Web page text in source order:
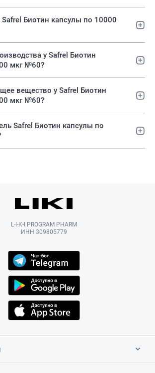
Safrel Биотин капсулы по 10000
у Safrel Биотин
мкг №60?
вещество у Safrel Биотин
мкг №60?
Safrel Биотин капсулы по
L-I-K-I PROGRAM PHARM
ИНН 309805779